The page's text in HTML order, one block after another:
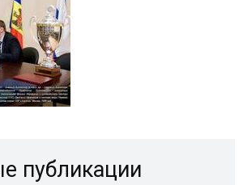
публикации